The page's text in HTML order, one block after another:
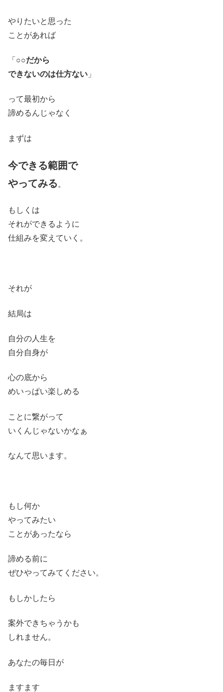
やりたいと思った
ことがあれば
「 ○○だから
できないのは仕方ない 」
って最初から
諦めるんじゃなく
まずは
今できる範囲で
やってみる 。
もしくは
それができるように
仕組みを変えていく。
それが
結局は
自分の人生を
自分自身が
心の底から
めいっぱい楽しめる
ことに繋がって
いくんじゃないかなぁ
なんて思います。
もし何か
やってみたい
ことがあったなら
諦める前に
ぜひやってみてください。
もしかしたら
案外できちゃうかも
しれません。
あなたの毎日が
ますます